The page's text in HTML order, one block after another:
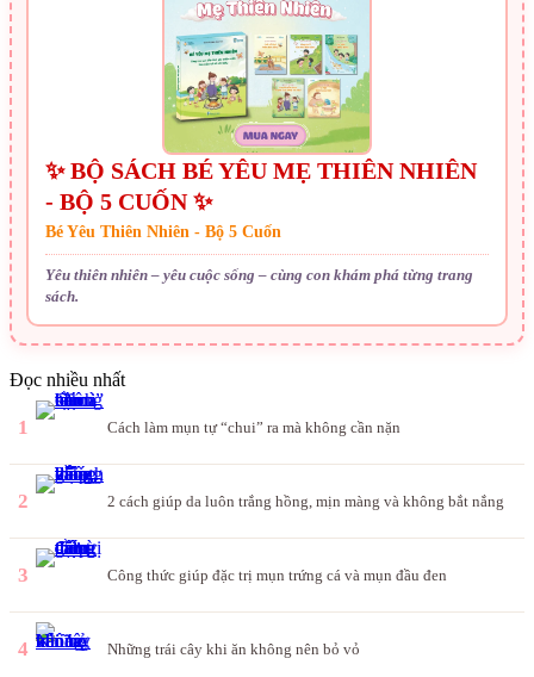
✨ BỘ SÁCH BÉ YÊU MẸ THIÊN NHIÊN
- BỘ 5 CUỐN ✨
Bé Yêu Thiên Nhiên - Bộ 5 Cuốn
Yêu thiên nhiên – yêu cuộc sống – cùng con khám phá từng trang
sách.
Đọc nhiều nhất
1 Cách làm mụn tự “chui” ra mà không cần nặn
2 2 cách giúp da luôn trắng hồng, mịn màng và không bắt nắng
3 Công thức giúp đặc trị mụn trứng cá và mụn đầu đen
4 Những trái cây khi ăn không nên bỏ vỏ